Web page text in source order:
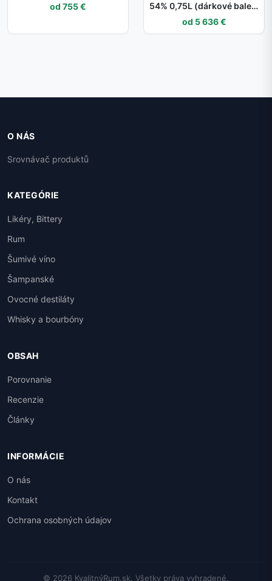
od 755 €
54% 0,75L (dárkové balení
kazeta)
od 5 636 €
O NÁS
Srovnávač produktů
KATEGÓRIE
Likéry, Bittery
Rum
Šumivé víno
Šampanské
Ovocné destiláty
Whisky a bourbóny
OBSAH
Porovnanie
Recenzie
Články
INFORMÁCIE
O nás
Kontakt
Ochrana osobných údajov
© 2026 KvalitnýRum.sk. Všetky práva vyhradené.